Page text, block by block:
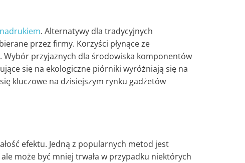
. Alternatywy dla tradycyjnych
przez firmy. Korzyści płynące ze
. Wybór przyjaznych dla środowiska komponentów
się na ekologiczne piórniki wyróżniają się na
kluczowe na dzisiejszym rynku gadżetów
efektu. Jedną z popularnych metod jest
może być mniej trwała w przypadku niektórych